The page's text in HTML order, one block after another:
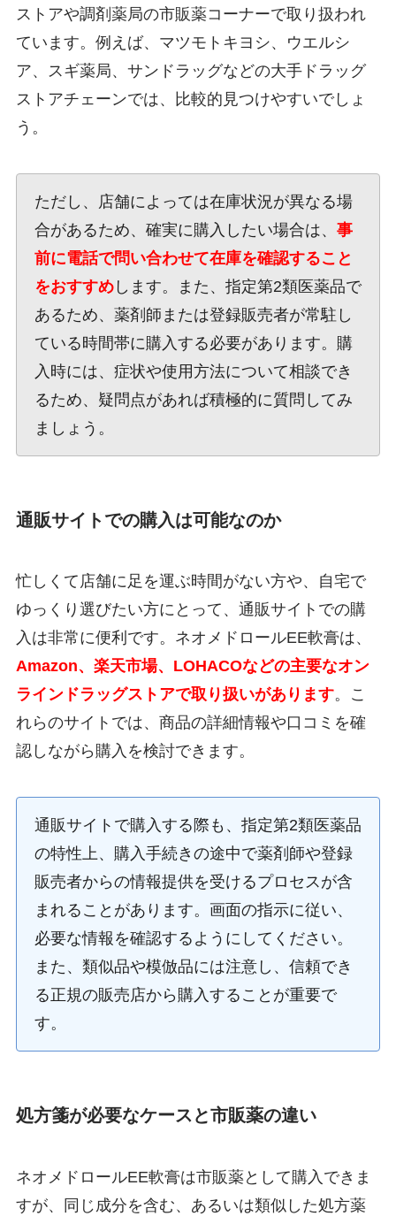
ストアや調剤薬局の市販薬コーナーで取り扱われ
ています。例えば、マツモトキヨシ、ウエルシ
ア、スギ薬局、サンドラッグなどの大手ドラッグ
ストアチェーンでは、比較的見つけやすいでしょ
う。
ただし、店舗によっては在庫状況が異なる場
合があるため、確実に購入したい場合は、 事
前に電話で問い合わせて在庫を確認すること
をおすすめします。また、指定第2類医薬品で
あるため、薬剤師または登録販売者が常駐し
ている時間帯に購入する必要があります。購
入時には、症状や使用方法について相談でき
るため、疑問点があれば積極的に質問してみ
ましょう。
通販サイトでの購入は可能なのか
忙しくて店舗に足を運ぶ時間がない方や、自宅で
ゆっくり選びたい方にとって、通販サイトでの購
入は非常に便利です。ネオメドロールEE軟膏は、
Amazon、楽天市場、LOHACOなどの主要なオン
ラインドラッグストアで取り扱いがあります。こ
れらのサイトでは、商品の詳細情報や口コミを確
認しながら購入を検討できます。
通販サイトで購入する際も、指定第2類医薬品
の特性上、購入手続きの途中で薬剤師や登録
販売者からの情報提供を受けるプロセスが含
まれることがあります。画面の指示に従い、
必要な情報を確認するようにしてください。
また、類似品や模倣品には注意し、信頼でき
る正規の販売店から購入することが重要で
す。
処方箋が必要なケースと市販薬の違い
ネオメドロールEE軟膏は市販薬として購入できま
すが、同じ成分を含む、あるいは類似した処方薬